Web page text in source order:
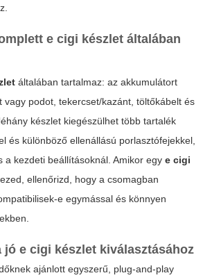
e cigi készlet általában
általában tartalmaz: az akkumulátort
vagy podot, tekercset/kazánt, töltőkábelt és
készlet kiegészülhet több tartalék
és különböző ellenállású porlasztófejekkel,
a kezdeti beállításoknál. Amikor egy e cigi
ellenőrizd, hogy a csomagban
e egymással és könnyen
jó e cigi készlet kiválasztásához
ajánlott egyszerű, plug-and-play